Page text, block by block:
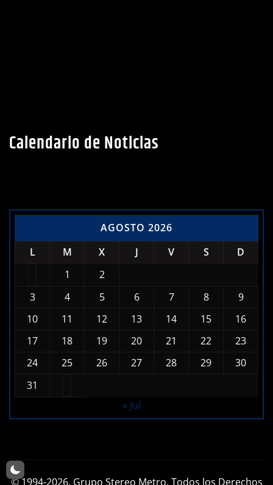
Calendario de Noticias
AGOSTO 2026
L
M X J V S
D
1
2
3
4 5 6 7 8
9
10
11 12 13 14 15
16
17
18 19 20 21 22
23
24
25 26 27 28 29
30
31
« Jul